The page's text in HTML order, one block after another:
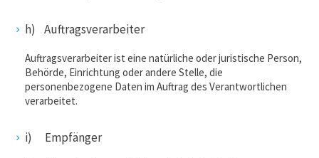
h) Auftragsverarbeiter
Auftragsverarbeiter ist eine natürliche oder juristische Person,
Behörde, Einrichtung oder andere Stelle, die
personenbezogene Daten im Auftrag des Verantwortlichen
verarbeitet.
i) Empfänger